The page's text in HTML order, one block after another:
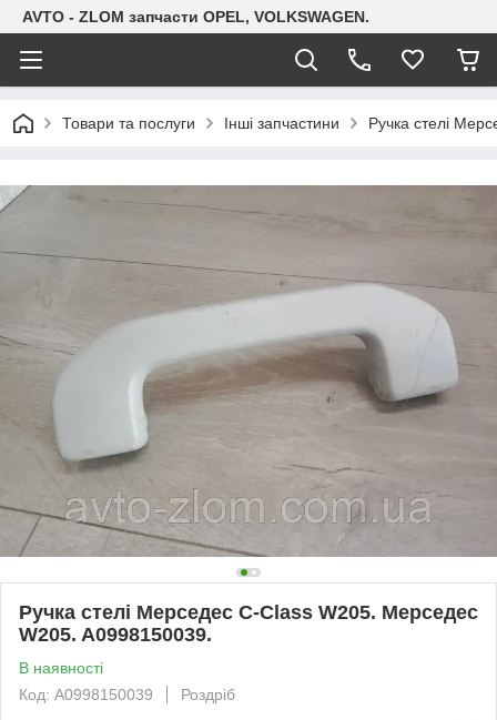
AVTO - ZLOM запчасти OPEL, VOLKSWAGEN.
Товари та послуги Інші запчастини Ручка стелі
Ручка стелі Мерседес C-Class W205. Мерседес
W205. A0998150039.
В наявності
Код: A0998150039
Роздріб